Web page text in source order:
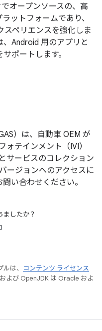
オープンソースの、高
ットフォームであり、
スペリエンスを強化しま
Android 用のアプリと
ポートします。
）は、自動車 OEM が
テインメント（IVI）
サービスのコレクション
ージョンへのアクセスに
い合わせください。
ましたか？
は、
コンテンツ ライセンス
よび OpenJDK は Oracle およ